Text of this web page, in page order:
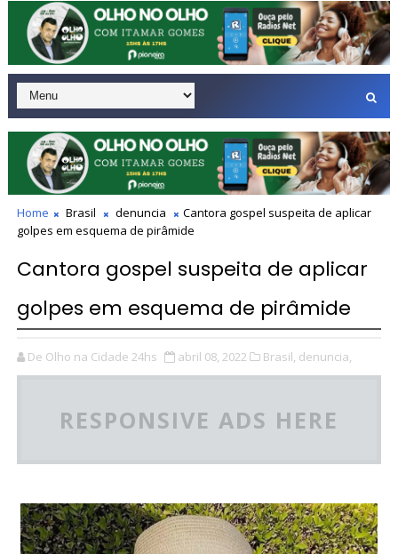
Home Brasil denuncia
Cantora gospel suspeita de aplicar
golpes em esquema de pirâmide
Cantora gospel suspeita de aplicar
golpes em esquema de pirâmide
De Olho na Cidade 24hs abril 08, 2022 Brasil, denuncia,
RESPONSIVE ADS HERE